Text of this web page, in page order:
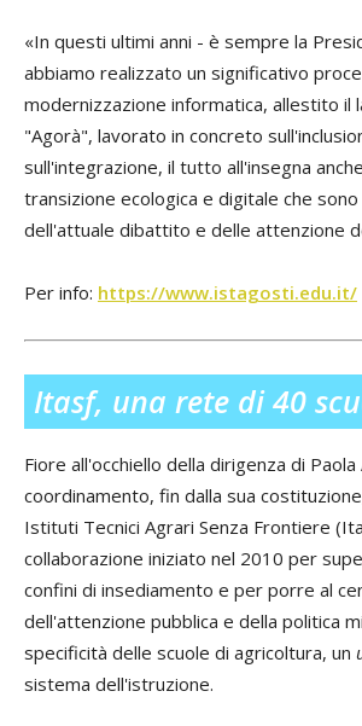
«In questi ultimi anni - è sempre la
abbiamo realizzato un significativo
modernizzazione informatica, allestito il
"Agorà", lavorato in concreto
sull'integrazione, il tutto all'insegna
transizione ecologica e digitale che
dell'attuale dibattito e delle attenzione
Per info: https://www.istagosti.edu.it/
Itasf, una rete di 40
Fiore all'occhiello della dirigenza di Paola
coordinamento, fin dalla sua
Istituti Tecnici Agrari Senza Frontiere
collaborazione iniziato nel 2010 per
confini di insediamento e per porre al
dell'attenzione pubblica e della politica
specificità delle scuole di agricoltura, un
sistema dell'istruzione.